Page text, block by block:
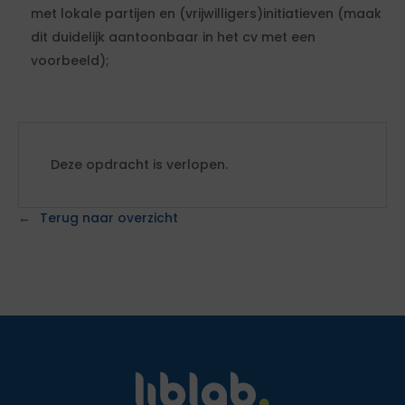
met lokale partijen en (vrijwilligers)initiatieven (maak
dit duidelijk aantoonbaar in het cv met een
voorbeeld);
Deze opdracht is verlopen.
Terug naar overzicht